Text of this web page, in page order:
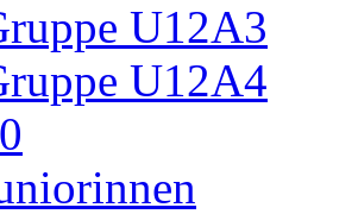
U12A3
U12A4